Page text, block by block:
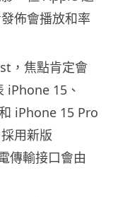
佈會播放和率
，焦點肯定會
iPhone 15、
iPhone 15 Pro
用新版
傳輸接口會由